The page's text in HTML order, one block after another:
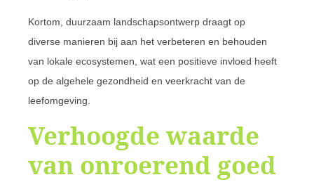
Kortom, duurzaam landschapsontwerp draagt op
diverse manieren bij aan het verbeteren en behouden
van lokale ecosystemen, wat een positieve invloed heeft
op de algehele gezondheid en veerkracht van de
leefomgeving.
Verhoogde waarde
van onroerend goed